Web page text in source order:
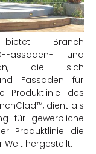
Branch
Fassaden- und
an, die sich
Fassaden für
Produktlinie des
dient als
für gewerbliche
Produktlinie die
hergestellt.